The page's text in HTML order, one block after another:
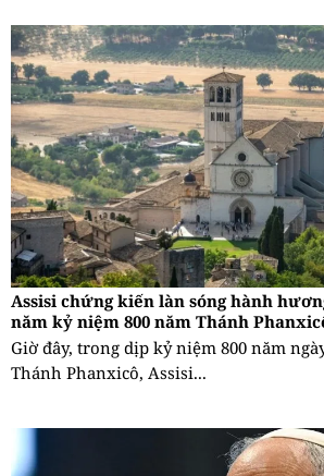
Assisi chứng kiến làn sóng hành
năm kỷ niệm 800 năm Thánh
Giờ đây, trong dịp kỷ niệm 800 năm
Thánh Phanxicô, Assisi...